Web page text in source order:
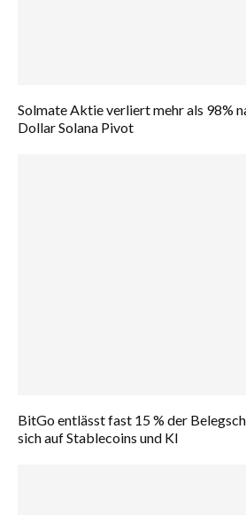
Solmate Aktie verliert mehr als 98%
Dollar Solana Pivot
BitGo entlässt fast 15 % der
sich auf Stablecoins und KI